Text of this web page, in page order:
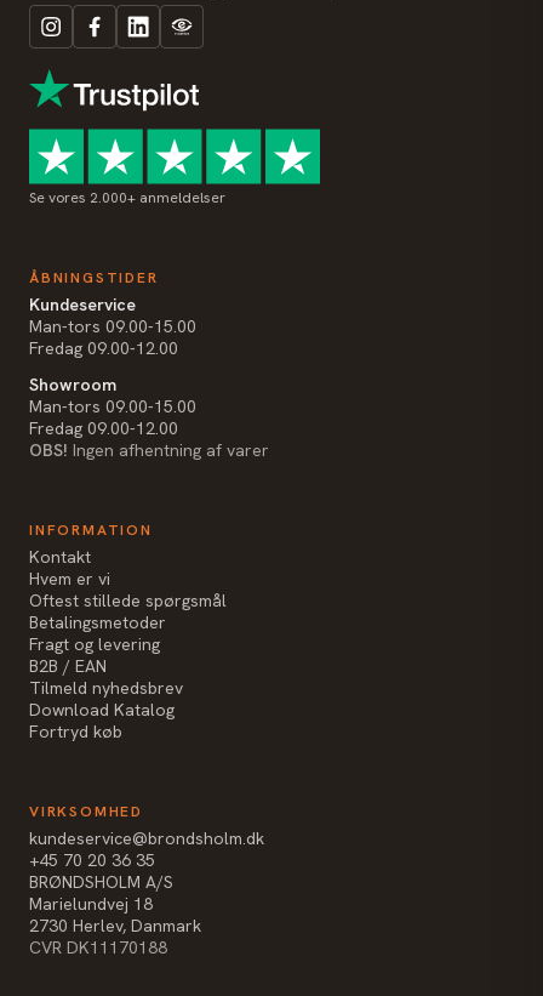
Se vores 2.000+ anmeldelser
ÅBNINGSTIDER
Kundeservice
Man-tors 09.00-15.00
Fredag 09.00-12.00
Showroom
Man-tors 09.00-15.00
Fredag 09.00-12.00
OBS! Ingen afhentning af varer
INFORMATION
Kontakt
Hvem er vi
Oftest stillede spørgsmål
Betalingsmetoder
Fragt og levering
B2B / EAN
Tilmeld nyhedsbrev
Download Katalog
Fortryd køb
VIRKSOMHED
kundeservice@brondsholm.dk
+45 70 20 36 35
BRØNDSHOLM A/S
Marielundvej 18
2730 Herlev, Danmark
CVR DK11170188